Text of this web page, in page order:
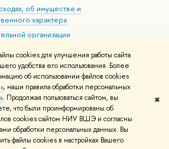
cookies для улучшения работы сайта
удобства его использования. Более
об использовании файлов cookies
, наши правила обработки персональных
. Продолжая пользоваться сайтом, вы
что были проинформированы об
cookies сайтом НИУ ВШЭ и согласны
обработки персональных данных. Вы
файлы cookies в настройках Вашего
✖
об имуществе и
характера
организации
здоровья
Адреса и контакты Условия использования
Карта сайта
разработаны вШколе дизайна НИУ ВШЭ